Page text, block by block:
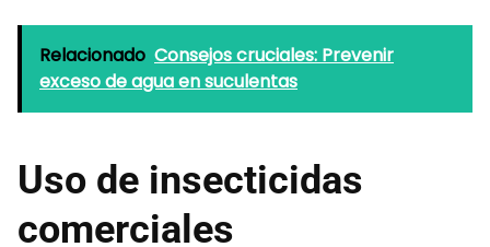
Relacionado Consejos cruciales: Prevenir
exceso de agua en suculentas
Uso de insecticidas
comerciales